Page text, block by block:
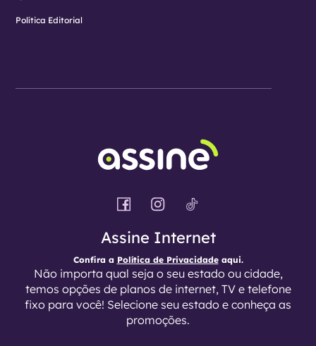
Política Editorial
Assine Internet
Confira a Política de Privacidadeaqui.
Não importa qual seja o seu estado ou cidade,
temos opções de planos de internet, TV e telefone
fixo para você! Selecione seu estado e conheça as
promoções.